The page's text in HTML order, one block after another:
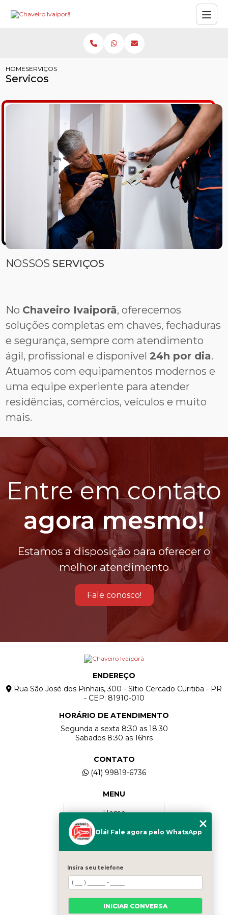
HOMESERVIÇOS
Servicos
NOSSOS SERVIÇOS
No Chaveiro Ivaiporã, oferecemos
soluções completas em chaves, fechaduras
e segurança, sempre com atendimento
ágil, profissional e disponível24h por dia.
Atuamos com equipamentos modernos e
uma equipe experiente para atender
residências, comércios, veículos e muito
mais.
Entre em contato
agora mesmo!
Estamos a disposição para oferecer o
melhor atendimento
Fale conosco!
ENDEREÇO
Rua São José dos Pinhais, 300 - Sítio Cercado Curitiba - PR
- CEP: 81910-010
HORÁRIO DE ATENDIMENTO
Segunda a sexta 8:30 as 18:30
Sabados 8:30 as 16hrs
CONTATO
(41) 99819-6736
MENU
Home
Quem Somos
Contato
Categorias
Olá! Fale agora pelo WhatsApp
Insira seu telefone
INICIAR CONVERSA